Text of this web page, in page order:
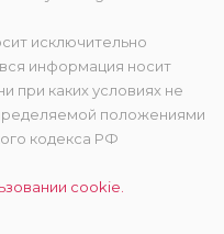
исключительно
информация носит
при каких условиях не
положениями
кодекса РФ
cookie.